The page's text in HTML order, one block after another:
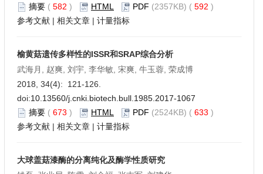
摘要 ( 582 ) HTML PDF (2357KB) ( 592 )
参考文献 | 相关文章 | 计量指标
榆黄菇遗传多样性的ISSR和SRAP综合分析
武海月, 赵爽, 刘宇, 李华敏, 宋爽, 牛玉蓉, 荣成博
2018, 34(4): 121-126.
doi:10.13560/j.cnki.biotech.bull.1985.2017-1067
摘要 ( 673 ) HTML PDF (2524KB) ( 633 )
参考文献 | 相关文章 | 计量指标
大球盖菇漆酶的分离纯化及酶学性质研究